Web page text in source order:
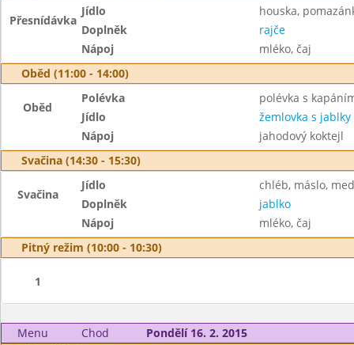
Přesnídávka
Jídlo
houska,
Doplněk
rajče
Nápoj
mléko, čaj
Oběd (11:00 - 14:00)
Oběd
Polévka
polévka s
Jídlo
žemlovka s jablky
Nápoj
jahodový koktejl
Svačina (14:30 - 15:30)
Svačina
Jídlo
chléb, máslo, med
Doplněk
jablko
Nápoj
mléko, čaj
Pitný režim (10:00 - 10:30)
1
Menu Chod
Pondělí 16. 2. 2015